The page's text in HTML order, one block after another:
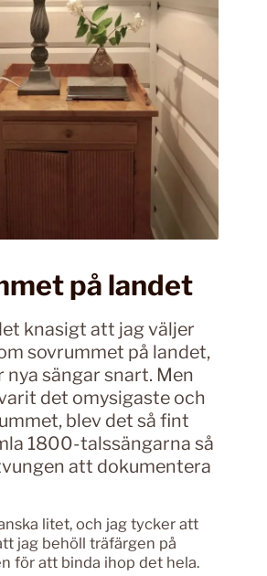
på landet
knasigt att jag väljer
sovrummet på landet,
nya sängar snart. Men
det omysigaste och
blev det så fint
1800-talssängarna så
att dokumentera
litet, och jag tycker att
jag behöll träfärgen på
för att binda ihop det hela.